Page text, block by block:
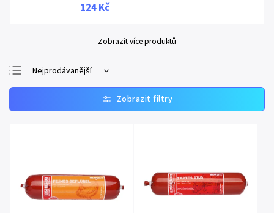
124 Kč
Zobrazit více produktů
Nejprodávanější
Nejlevnější
Nejdražší